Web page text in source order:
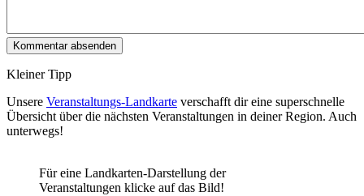
Kleiner Tipp
Unsere Veranstaltungs-Landkarte verschafft dir eine superschnelle
Übersicht über die nächsten Veranstaltungen in deiner Region. Auch
unterwegs!
Für eine Landkarten-Darstellung der
Veranstaltungen klicke auf das Bild!